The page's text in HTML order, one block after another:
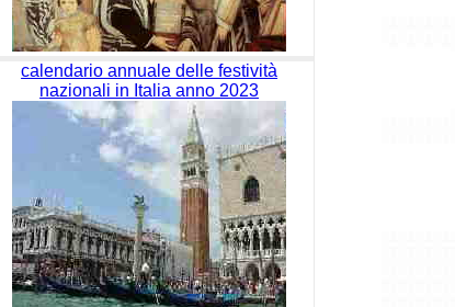
calendario annuale delle festività
nazionali in Italia anno 2023